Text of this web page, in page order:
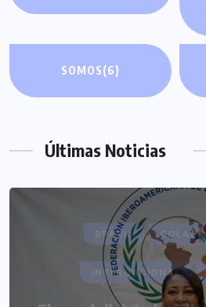
SOMOS(6)
Últimas Noticias